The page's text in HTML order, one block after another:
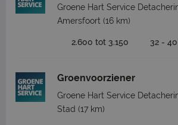
Groene Hart Service
Amersfoort (16 km)
2.600 tot 3.150 32 -
Groenvoorziener
Groene Hart Service
Stad (17 km)